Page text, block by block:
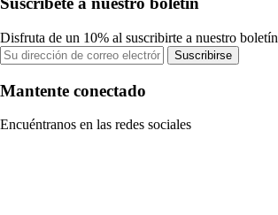
Disfruta de un 10% al suscribirte a nuestro boletín
Suscribirse
Mantente conectado
Encuéntranos en las redes sociales